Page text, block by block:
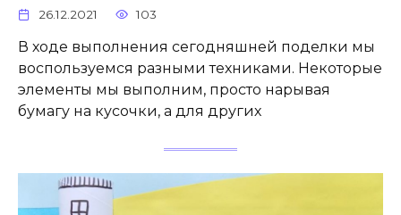
26.12.2021 103
В ходе выполнения сегодняшней поделки мы
воспользуемся разными техниками. Некоторые
элементы мы выполним, просто нарывая
бумагу на кусочки, а для других